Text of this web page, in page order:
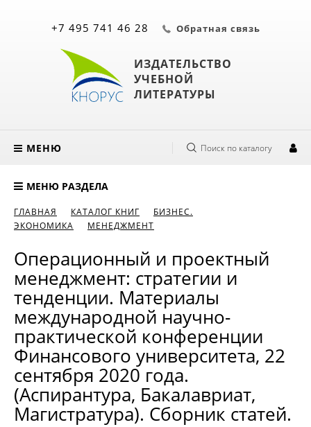
ИЗДАТЕЛЬСТВО
УЧЕБНОЙ
ЛИТЕРАТУРЫ
+7 495 741 46 28 Обратная связь
МЕНЮ Поиск по каталогу
МЕНЮ РАЗДЕЛА
ГЛАВНАЯ КАТАЛОГ КНИГ
БИЗНЕС.
ЭКОНОМИКА
МЕНЕДЖМЕНТ
Операционный и проектный
менеджмент: стратегии и
тенденции. Материалы
международной научно-
практической конференции
Финансового университета, 22
сентября 2020 года.
(Аспирантура, Бакалавриат,
Магистратура). Сборник статей.